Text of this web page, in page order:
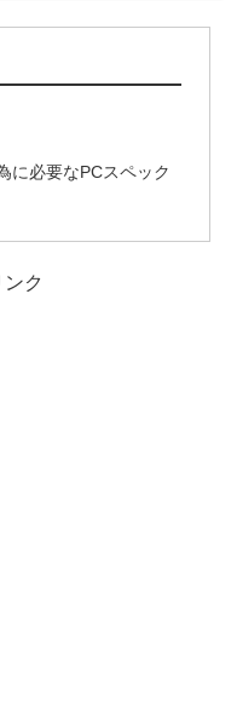
に必要なPCスペック
ク